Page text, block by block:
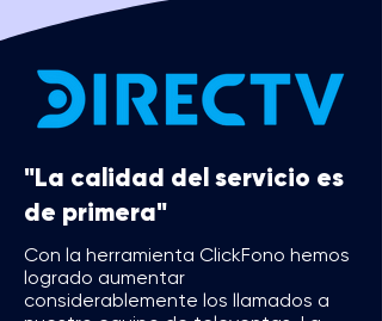
"La calidad del servicio es
de primera"
Con la herramienta ClickFono hemos
logrado aumentar
considerablemente los llamados a